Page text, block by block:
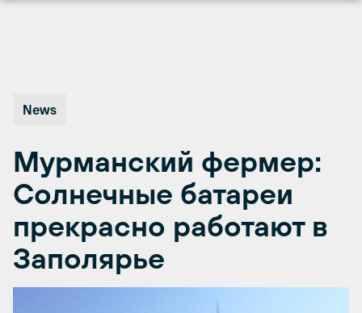
News
Мурманский фермер:
Солнечные батареи
прекрасно работают в
Заполярье